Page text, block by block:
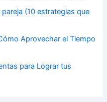
(10 estrategias que
Aprovechar el Tiempo
para Lograr tus